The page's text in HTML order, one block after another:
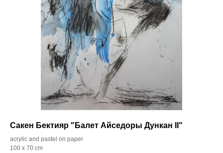
Сакен Бектияр "Балет Айседоры Дункан II"
acrylic and pastel on paper
100 x 70 cm